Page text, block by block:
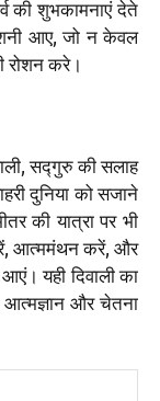
की शुभकामनाएं देते
आए, जो न केवल
रोशन करे।
सद्गुरु की सलाह
दुनिया को सजाने
की यात्रा पर भी
आत्ममंथन करें, और
यही दिवाली का
और चेतना